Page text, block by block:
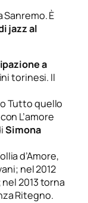
È
jazz al
a
torinesi. Il
Tutto quello
L’amore
Simona
d’Amore,
nel 2012
nel 2013 torna
Ritegno.